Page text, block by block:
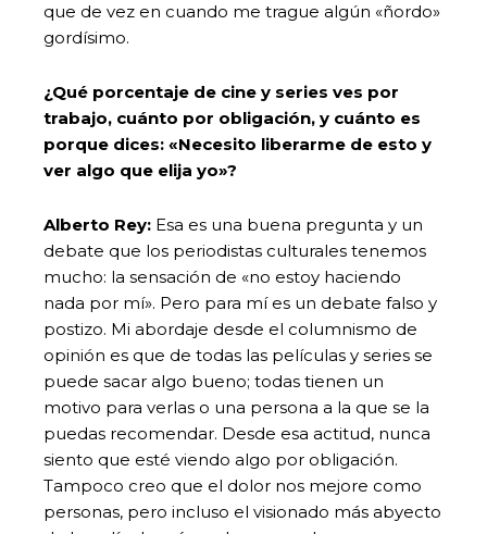
que de vez en cuando me trague algún «ñordo»
gordísimo.
¿Qué porcentaje de cine y series ves por
trabajo, cuánto por obligación, y cuánto es
porque dices: «Necesito liberarme de esto y
ver algo que elija yo»?
Alberto Rey: Esa es una buena pregunta y un
debate que los periodistas culturales tenemos
mucho: la sensación de «no estoy haciendo
nada por mí». Pero para mí es un debate falso y
postizo. Mi abordaje desde el columnismo de
opinión es que de todas las películas y series se
puede sacar algo bueno; todas tienen un
motivo para verlas o una persona a la que se la
puedas recomendar. Desde esa actitud, nunca
siento que esté viendo algo por obligación.
Tampoco creo que el dolor nos mejore como
personas, pero incluso el visionado más abyecto